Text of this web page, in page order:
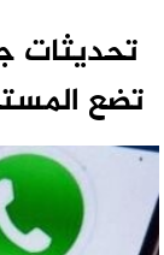
تحديثات
تضع